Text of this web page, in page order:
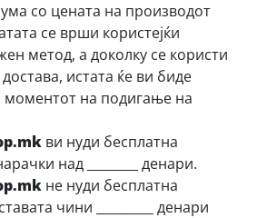
со цената на производот
се врши користејќи
метод, а доколку се користи
истата ќе ви биде
моментот на подигање на
ви нуди бесплатна
над ________ денари.
не нуди бесплатна
чини _________ денари